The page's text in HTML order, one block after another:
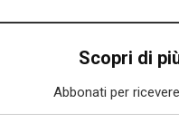
Scopri di
Abbonati per